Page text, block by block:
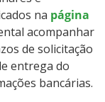
na página
acompanhar
de solicitação
entrega do
bancárias.